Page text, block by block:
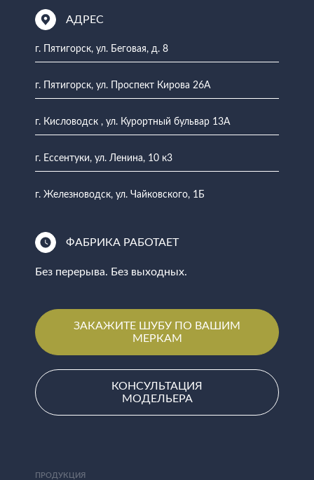
АДРЕС
г. Пятигорск, ул. Беговая, д. 8
г. Пятигорск, ул. Проспект Кирова 26А
г. Кисловодск , ул. Курортный бульвар 13А
г. Ессентуки, ул. Ленина, 10 к3
г. Железноводск, ул. Чайковского, 1Б
ФАБРИКА РАБОТАЕТ
Без перерыва. Без выходных.
ЗАКАЖИТЕ ШУБУ ПО ВАШИМ
МЕРКАМ
КОНСУЛЬТАЦИЯ
МОДЕЛЬЕРА
ПРОДУКЦИЯ